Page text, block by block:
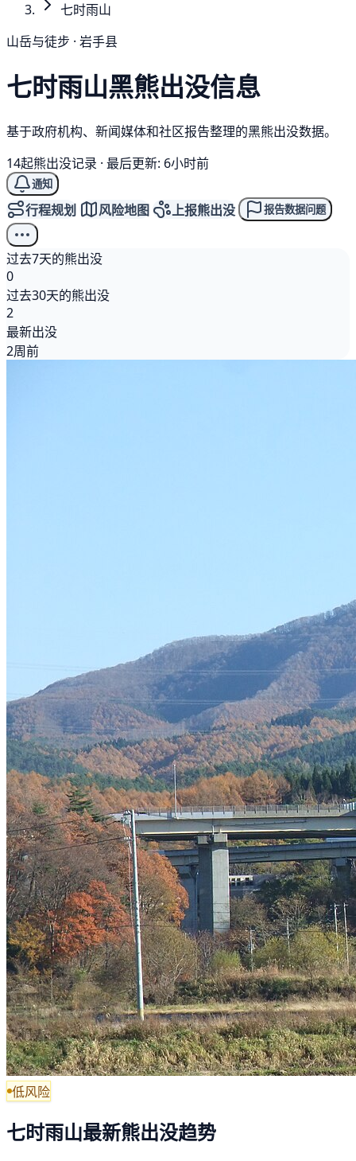
七时雨山
山岳与徒步 · 岩手县
七时雨山黑熊出没信息
基于政府机构、新闻媒体和社区报告整理的黑熊出没数据。
14起熊出没记录 · 最后更新: 6小时前
通知
行程规划 风险地图 上报熊出没 报告数据问题
过去7天的熊出没
0
过去30天的熊出没
2
最新出没
2周前
低风险
七时雨山最新熊出没趋势